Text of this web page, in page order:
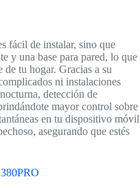
fácil de instalar, sino que
y una base para pared, lo que
tu hogar. Gracias a su
ni instalaciones
detección de
mayor control sobre
en tu dispositivo móvil
asegurando que estés